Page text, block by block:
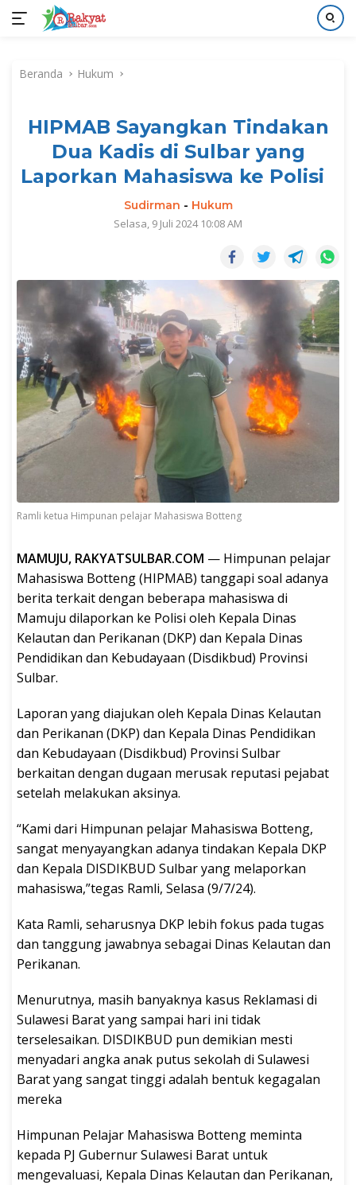
kontenBeranda Hukum
HIPMAB Sayangkan Tindakan
Dua Kadis di Sulbar yang
Laporkan Mahasiswa ke Polisi
Sudirman - Hukum
Selasa, 9 Juli 2024 10:08 AM
Ramli ketua Himpunan pelajar Mahasiswa Botteng
MAMUJU, RAKYATSULBAR.COM — Himpunan pelajar
Mahasiswa Botteng (HIPMAB) tanggapi soal adanya
berita terkait dengan beberapa mahasiswa di
Mamuju dilaporkan ke Polisi oleh Kepala Dinas
Kelautan dan Perikanan (DKP) dan Kepala Dinas
Pendidikan dan Kebudayaan (Disdikbud) Provinsi
Sulbar.
Laporan yang diajukan oleh Kepala Dinas Kelautan
dan Perikanan (DKP) dan Kepala Dinas Pendidikan
dan Kebudayaan (Disdikbud) Provinsi Sulbar
berkaitan dengan dugaan merusak reputasi pejabat
setelah melakukan aksinya.
“Kami dari Himpunan pelajar Mahasiswa Botteng,
sangat menyayangkan adanya tindakan Kepala DKP
dan Kepala DISDIKBUD Sulbar yang melaporkan
mahasiswa,”tegas Ramli, Selasa (9/7/24).
Kata Ramli, seharusnya DKP lebih fokus pada tugas
dan tanggung jawabnya sebagai Dinas Kelautan dan
Perikanan.
Menurutnya, masih banyaknya kasus Reklamasi di
Sulawesi Barat yang sampai hari ini tidak
terselesaikan. DISDIKBUD pun demikian mesti
menyadari angka anak putus sekolah di Sulawesi
Barat yang sangat tinggi adalah bentuk kegagalan
mereka
Himpunan Pelajar Mahasiswa Botteng meminta
kepada PJ Gubernur Sulawesi Barat untuk
mengevaluasi, Kepala Dinas Kelautan dan Perikanan,